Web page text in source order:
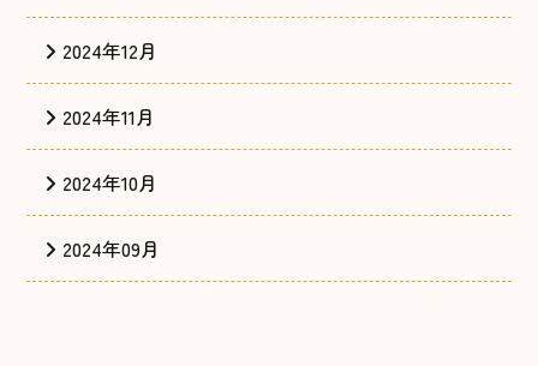
2024年12月
2024年11月
2024年10月
2024年09月